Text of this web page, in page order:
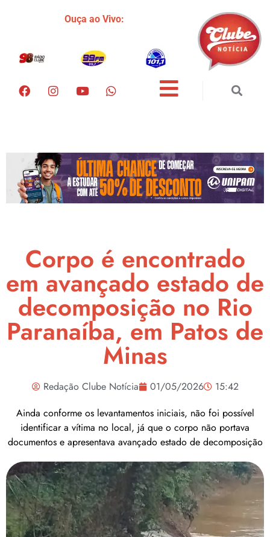
Ouça ao Vivo:
Corpo é encontrado
em avançado estado de
decomposição no Rio
Paranaíba, em Patos de
Minas
Redação Clube Notícia 01/05/2026
15:42
Ainda conforme os levantamentos iniciais, não foi possível
identificar a vítima no local, já que o corpo não portava
documentos e apresentava avançado estado de decomposição